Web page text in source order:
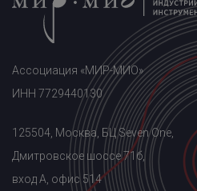
Ассоциация «МИР-МИО»
ИНН 7729440130
125504, Москва, БЦ Seven One,
Дмитровское шоссе 71б,
вход A, офис 514